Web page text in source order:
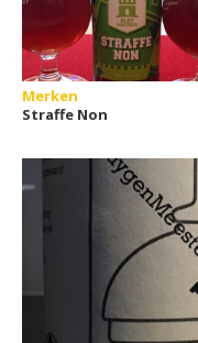
Merken
Straffe Non